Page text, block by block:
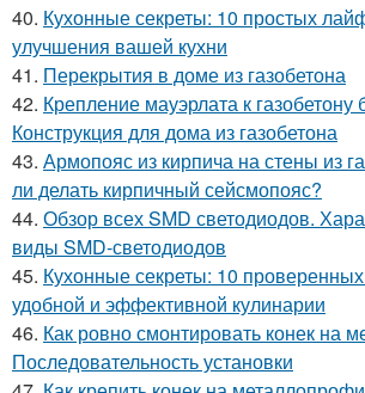
40. Кухонные секреты: 10 простых
улучшения вашей кухни
41. Перекрытия в доме из газобетона
42. Крепление мауэрлата к газобетону
Конструкция для дома из газобетона
43. Армопояс из кирпича на стены из
ли делать кирпичный сейсмопояс?
44. Обзор всех SMD светодиодов.
виды SMD-светодиодов
45. Кухонные секреты: 10
удобной и эффективной кулинарии
46. Как ровно смонтировать конек на
Последовательность установки